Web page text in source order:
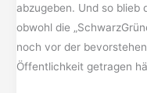
abzugeben. Und so blieb
obwohl die
noch vor der
Öffentlichkeit getragen